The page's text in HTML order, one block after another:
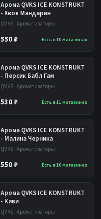
Арома QVKS ICE KONSTRUKT
- Хвоя Мандарин
QVKS · Ароматизаторы
550 ₽ Есть в 10 магазинах
Арома QVKS ICE KONSTRUKT
- Персик Бабл Гам
QVKS · Ароматизаторы
530 ₽ Есть в 11 магазинах
Арома QVKS ICE KONSTRUKT
- Малина Черника
QVKS · Ароматизаторы
550 ₽ Есть в 10 магазинах
Арома QVKS ICE KONSTRUKT
- Киви
QVKS · Ароматизаторы